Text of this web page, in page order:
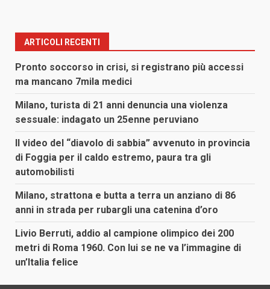
ARTICOLI RECENTI
Pronto soccorso in crisi, si registrano più accessi
ma mancano 7mila medici
Milano, turista di 21 anni denuncia una violenza
sessuale: indagato un 25enne peruviano
Il video del “diavolo di sabbia” avvenuto in provincia
di Foggia per il caldo estremo, paura tra gli
automobilisti
Milano, strattona e butta a terra un anziano di 86
anni in strada per rubargli una catenina d’oro
Livio Berruti, addio al campione olimpico dei 200
metri di Roma 1960. Con lui se ne va l’immagine di
un’Italia felice